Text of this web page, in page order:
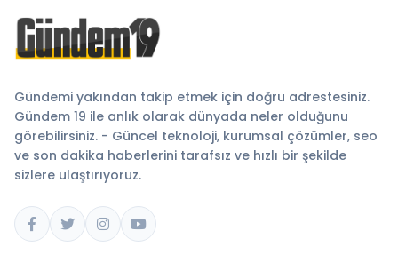
Gündemi yakından takip etmek için doğru adrestesiniz.
Gündem 19 ile anlık olarak dünyada neler olduğunu
görebilirsiniz. - Güncel teknoloji, kurumsal çözümler, seo
ve son dakika haberlerini tarafsız ve hızlı bir şekilde
sizlere ulaştırıyoruz.